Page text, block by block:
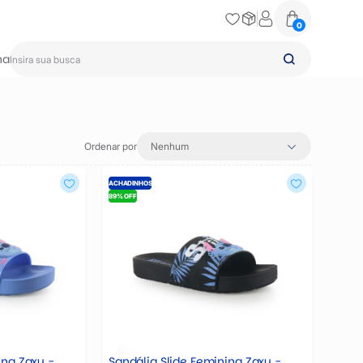
0
Ordenar por Nenhum
89% OFF
ACHADINHOS